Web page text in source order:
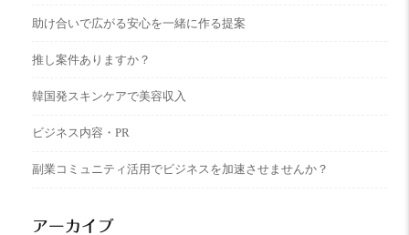
助け合いで広がる安心を一緒に作る提案
推し案件ありますか？
韓国発スキンケアで美容収入
ビジネス内容・PR
副業コミュニティ活用でビジネスを加速させませんか？
アーカイブ